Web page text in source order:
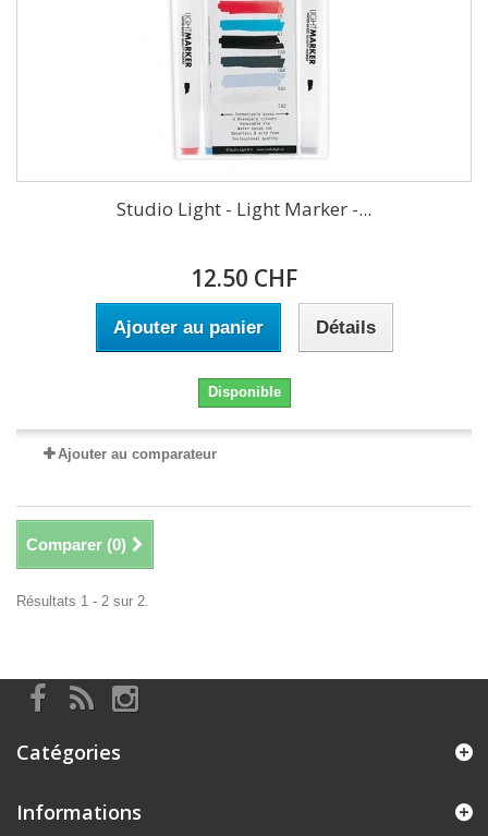
Studio Light - Light Marker -...
12.50 CHF
Ajouter au panier Détails
Disponible
Ajouter au comparateur
Comparer (0)
Résultats 1 - 2 sur 2.
Catégories
Informations